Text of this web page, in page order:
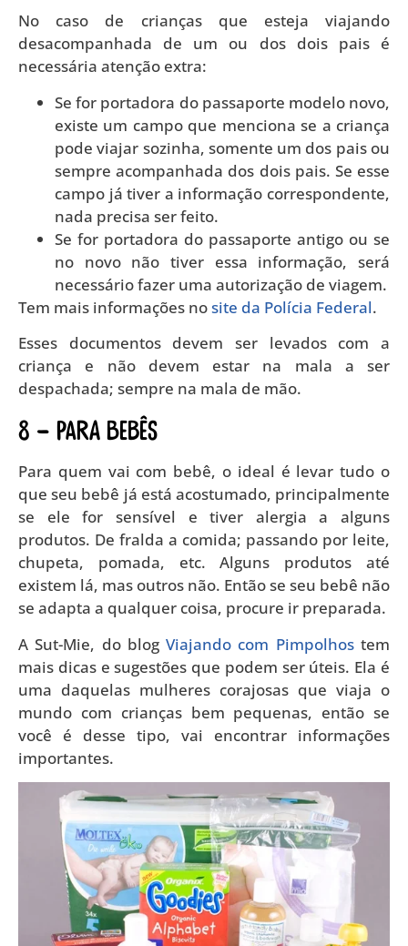
No caso de crianças que esteja viajando
desacompanhada de um ou dos dois pais é
necessária atenção extra:
Se for portadora do passaporte modelo novo,
existe um campo que menciona se a criança
pode viajar sozinha, somente um dos pais ou
sempre acompanhada dos dois pais. Se esse
campo já tiver a informação correspondente,
nada precisa ser feito.
Se for portadora do passaporte antigo ou se
no novo não tiver essa informação, será
necessário fazer uma autorização de viagem.
Tem mais informações nosite da Polícia Federal.
Esses documentos devem ser levados com a
criança e não devem estar na mala a ser
despachada; sempre na mala de mão.
8 – PARA BEBÊS
Para quem vai com bebê, o ideal é levar tudo o
que seu bebê já está acostumado, principalmente
se ele for sensível e tiver alergia a alguns
produtos. De fralda a comida; passando por leite,
chupeta, pomada, etc. Alguns produtos até
existem lá, mas outros não. Então se seu bebê não
se adapta a qualquer coisa, procure ir preparada.
A Sut-Mie, do blogViajando com Pimpolhostem
mais dicas e sugestões que podem ser úteis. Ela é
uma daquelas mulheres corajosas que viaja o
mundo com crianças bem pequenas, então se
você é desse tipo, vai encontrar informações
importantes.